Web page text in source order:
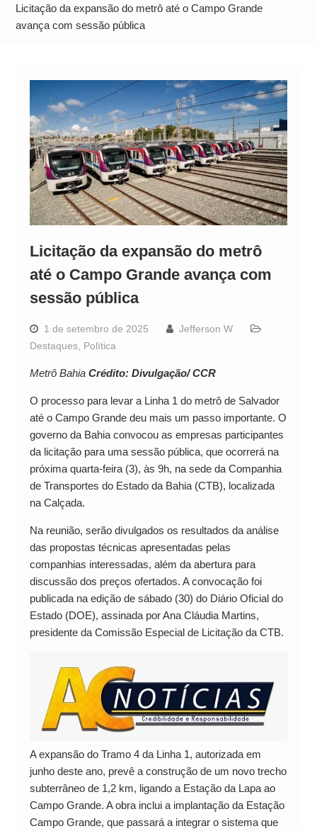
Operação Ágio: Ação policial na Bahia prende 14
suspeitos e mira rede ligada a ‘Zói de Gato’, do
Licitação da expansão do metrô até o Campo Grande
avança com sessão pública
Licitação da expansão do metrô
até o Campo Grande avança com
sessão pública
1 de setembro de 2025
Jefferson W
Destaques, Política
Metrô Bahia Crédito: Divulgação/ CCR
O processo para levar a Linha 1 do metrô de Salvador
até o Campo Grande deu mais um passo importante. O
governo da Bahia convocou as empresas participantes
da licitação para uma sessão pública, que ocorrerá na
próxima quarta-feira (3), às 9h, na sede da Companhia
de Transportes do Estado da Bahia (CTB), localizada
na Calçada.
Na reunião, serão divulgados os resultados da análise
das propostas técnicas apresentadas pelas
companhias interessadas, além da abertura para
discussão dos preços ofertados. A convocação foi
publicada na edição de sábado (30) do Diário Oficial do
Estado (DOE), assinada por Ana Cláudia Martins,
presidente da Comissão Especial de Licitação da CTB.
A expansão do Tramo 4 da Linha 1, autorizada em
junho deste ano, prevê a construção de um novo trecho
subterrâneo de 1,2 km, ligando a Estação da Lapa ao
Campo Grande. A obra inclui a implantação da Estação
Campo Grande, que passará a integrar o sistema que